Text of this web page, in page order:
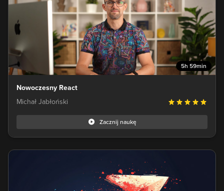
5h 59min
Nowoczesny React
Michał Jabłoński
Zacznij naukę